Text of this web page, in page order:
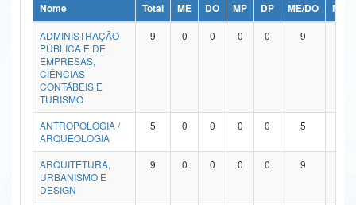
Ministério da Ciência, Tecnologia, Inovações e Comunicações
Ministério do Meio Ambiente
Ministério do Turismo
Ministério do Desenvolvimento Regional
Controladoria-Geral da União
Ministério da Mulher, da Família e dos Direitos Humanos
Nome Total ME DO MP DP ME/DO
MP/
ADMINISTRAÇÃO
PÚBLICA E DE
EMPRESAS,
CIÊNCIAS
CONTÁBEIS E
TURISMO
9 0 0 0 0 9
ANTROPOLOGIA /
ARQUEOLOGIA
5 0 0 0 0 5
ARQUITETURA,
URBANISMO E
DESIGN
9 0 0 0 0 9